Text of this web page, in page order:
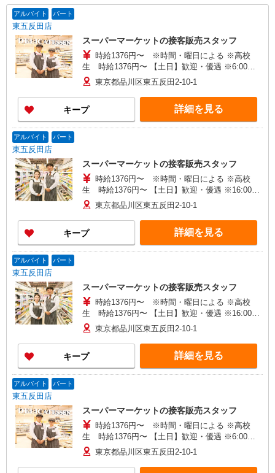
アルバイト パート
東五反田店
スーパーマーケットの接客販売スタッフ
時給1376円〜 ※時間・曜日による ※高校
生 時給1376円〜 【土日】歓迎・優遇 ※6:00〜
8:00 時給＋200円 ※22:00以降 基本時給より
25％UP
東京都品川区東五反田2-10-1
キープ 詳細を見る
アルバイト パート
東五反田店
スーパーマーケットの接客販売スタッフ
時給1376円〜 ※時間・曜日による ※高校
生 時給1376円〜 【土日】歓迎・優遇 ※16:00〜
21:00 時給＋100円 ※21:00〜翌2:00 時給＋200
円
東京都品川区東五反田2-10-1
キープ 詳細を見る
アルバイト パート
東五反田店
スーパーマーケットの接客販売スタッフ
時給1376円〜 ※時間・曜日による ※高校
生 時給1376円〜 【土日】歓迎・優遇 ※16:00〜
21:00 時給＋100円 ※21:00〜翌2:00 時給＋200
円
東京都品川区東五反田2-10-1
キープ 詳細を見る
アルバイト パート
東五反田店
スーパーマーケットの接客販売スタッフ
時給1376円〜 ※時間・曜日による ※高校
生 時給1376円〜 【土日】歓迎・優遇 ※6:00〜
8:00 時給＋200円 ※22:00以降 基本時給より
25％UP
東京都品川区東五反田2-10-1